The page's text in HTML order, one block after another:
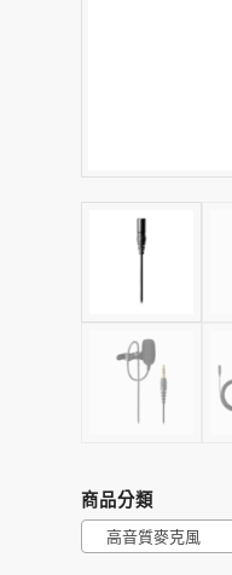
商品分類
高音質麥克風